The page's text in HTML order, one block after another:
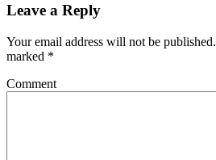
Leave a Reply
Your email address will not be published.
marked *
Comment